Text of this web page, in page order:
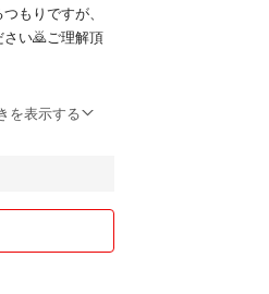
もりですが、
い🙇ご理解頂
を表示する